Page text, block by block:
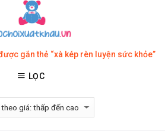
gắn thẻ “xà kép rèn luyện sức khỏe”
LỌC